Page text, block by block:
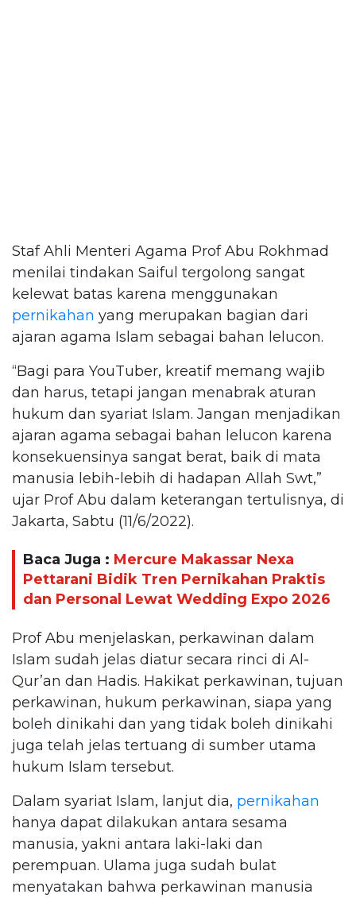
Staf Ahli Menteri Agama Prof Abu Rokhmad
menilai tindakan Saiful tergolong sangat
kelewat batas karena menggunakan
pernikahan yang merupakan bagian dari
ajaran agama Islam sebagai bahan lelucon.
“Bagi para YouTuber, kreatif memang wajib
dan harus, tetapi jangan menabrak aturan
hukum dan syariat Islam. Jangan menjadikan
ajaran agama sebagai bahan lelucon karena
konsekuensinya sangat berat, baik di mata
manusia lebih-lebih di hadapan Allah Swt,”
ujar Prof Abu dalam keterangan tertulisnya, di
Jakarta, Sabtu (11/6/2022).
Baca Juga : Mercure Makassar Nexa
Pettarani Bidik Tren Pernikahan Praktis
dan Personal Lewat Wedding Expo 2026
Prof Abu menjelaskan, perkawinan dalam
Islam sudah jelas diatur secara rinci di Al-
Qur’an dan Hadis. Hakikat perkawinan, tujuan
perkawinan, hukum perkawinan, siapa yang
boleh dinikahi dan yang tidak boleh dinikahi
juga telah jelas tertuang di sumber utama
hukum Islam tersebut.
Dalam syariat Islam, lanjut dia, pernikahan
hanya dapat dilakukan antara sesama
manusia, yakni antara laki-laki dan
perempuan. Ulama juga sudah bulat
menyatakan bahwa perkawinan manusia